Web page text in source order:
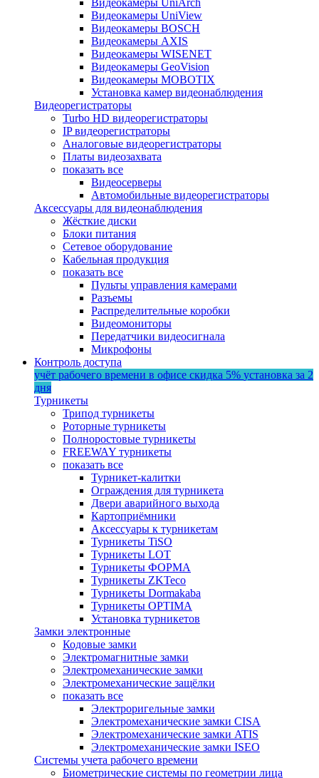
Видеокамеры UniView
Видеокамеры BOSCH
Видеокамеры AXIS
Видеокамеры WISENET
Видеокамеры GeoVision
Видеокамеры MOBOTIX
Установка камер видеонаблюдения
Видеорегистраторы
Turbo HD видеорегистраторы
IP видеорегистраторы
Аналоговые видеорегистраторы
Платы видеозахвата
показать все
Видеосерверы
Автомобильные видеорегистраторы
Аксессуары для видеонаблюдения
Жёсткие диски
Блоки питания
Сетевое оборудование
Кабельная продукция
показать все
Пульты управления камерами
Разъемы
Распределительные коробки
Видеомониторы
Передатчики видеосигнала
Микрофоны
Контроль доступа
учёт рабочего времени в офисе скидка 5% установка за 2
дня
Турникеты
Трипод турникеты
Роторные турникеты
Полноростовые турникеты
FREEWAY турникеты
показать все
Турникет-калитки
Ограждения для турникета
Двери аварийного выхода
Картоприёмники
Аксессуары к турникетам
Турникеты TiSO
Турникеты LOT
Турникеты ФОРМА
Турникеты ZKTeco
Турникеты Dormakaba
Турникеты OPTIMA
Установка турникетов
Замки электронные
Кодовые замки
Электромагнитные замки
Электромеханические замки
Электромеханические защёлки
показать все
Электроригельные замки
Электромеханические замки CISA
Электромеханические замки ATIS
Электромеханические замки ISEO
Системы учета рабочего времени
Биометрические системы по геометрии лица